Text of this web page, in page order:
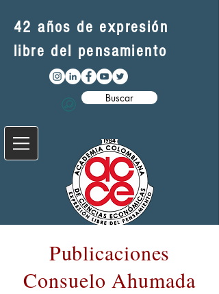
42 años de expresión
libre del pensamiento
Buscar
Publicaciones
Consuelo Ahumada